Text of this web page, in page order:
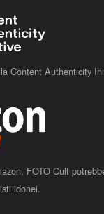
Content Authenticity
FOTO Cult
idonei.